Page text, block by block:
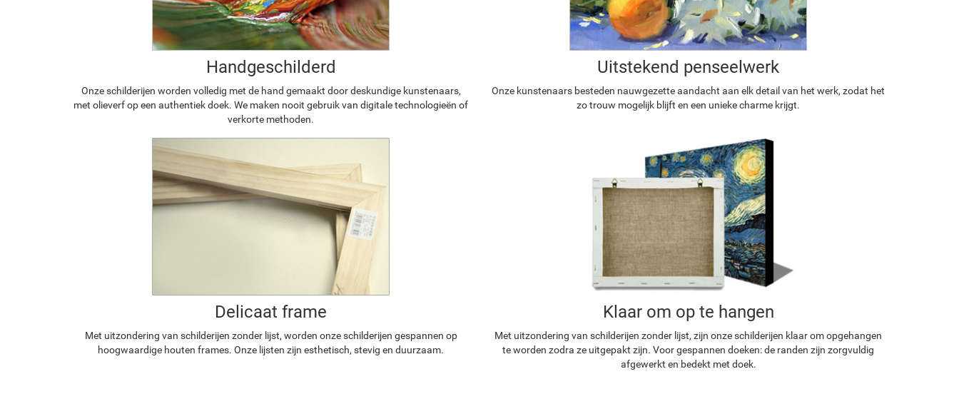
Handgeschilderd
Onze schilderijen worden volledig met de hand gemaakt door deskundige kunstenaars,
met olieverf op een authentiek doek. We maken nooit gebruik van digitale technologieën of
verkorte methoden.
Uitstekend penseelwerk
Onze kunstenaars besteden nauwgezette aandacht aan elk detail van het werk, zodat het
zo trouw mogelijk blijft en een unieke charme krijgt.
Delicaat frame
Met uitzondering van schilderijen zonder lijst, worden onze schilderijen gespannen op
hoogwaardige houten frames. Onze lijsten zijn esthetisch, stevig en duurzaam.
Klaar om op te hangen
Met uitzondering van schilderijen zonder lijst, zijn onze schilderijen klaar om opgehangen
te worden zodra ze uitgepakt zijn. Voor gespannen doeken: de randen zijn zorgvuldig
afgewerkt en bedekt met doek.